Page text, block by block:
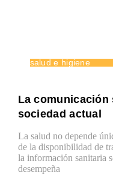
salud e higiene
La comunicación
sociedad actual
La salud no depende
de la disponibilidad de
la información sanitaria
desempeña